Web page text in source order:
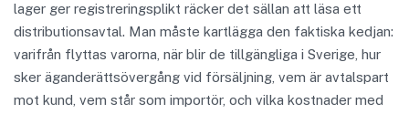
lager ger registreringsplikt räcker det sällan att läsa ett
distributionsavtal. Man måste kartlägga den faktiska kedjan:
varifrån flyttas varorna, när blir de tillgängliga i Sverige, hur
sker äganderättsövergång vid försäljning, vem är avtalspart
mot kund, vem står som importör, och vilka kostnader med